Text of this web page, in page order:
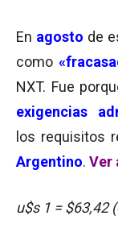
En agosto de
como
NXT. Fue
exigencias
los requisitos
Argentino. Ver
u$s 1 = $63,42